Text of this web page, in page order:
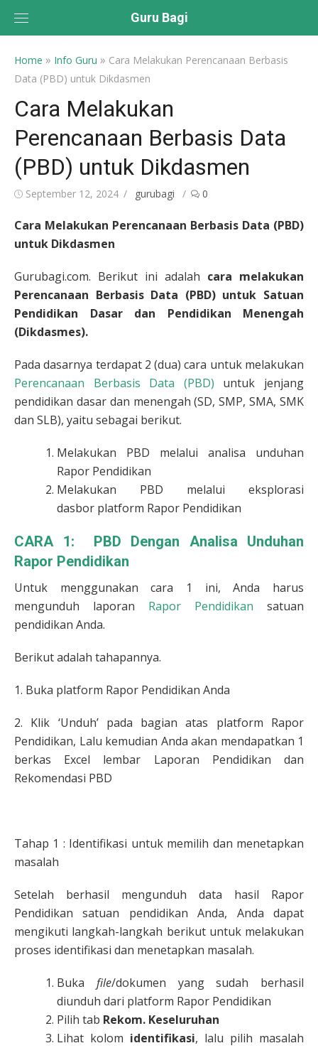
Guru Bagi
Home » Info Guru » Cara Melakukan Perencanaan Berbasis
Data (PBD) untuk Dikdasmen
Cara Melakukan
Perencanaan Berbasis Data
(PBD) untuk Dikdasmen
Posted
September 12, 2024 Author
gurubagi 0
Cara Melakukan Perencanaan Berbasis Data (PBD)
untuk Dikdasmen
Gurubagi.com. Berikut ini adalah cara melakukan
Perencanaan Berbasis Data (PBD) untuk Satuan
Pendidikan Dasar dan Pendidikan Menengah
(Dikdasmes).
Pada dasarnya terdapat 2 (dua) cara untuk melakukan
Perencanaan Berbasis Data (PBD) untuk jenjang
pendidikan dasar dan menengah (SD, SMP, SMA, SMK
dan SLB), yaitu sebagai berikut.
Melakukan PBD melalui analisa unduhan
Rapor Pendidikan
Melakukan PBD melalui eksplorasi
dasbor platform Rapor Pendidikan
CARA 1: PBD Dengan Analisa Unduhan
Rapor Pendidikan
Untuk menggunakan cara 1 ini, Anda harus
mengunduh laporan Rapor Pendidikan satuan
pendidikan Anda.
Berikut adalah tahapannya.
1. Buka platform Rapor Pendidikan Anda
2. Klik ‘Unduh’ pada bagian atas platform Rapor
Pendidikan, Lalu kemudian Anda akan mendapatkan 1
berkas Excel lembar Laporan Pendidikan dan
Rekomendasi PBD
Tahap 1 : Identifikasi untuk memilih dan menetapkan
masalah
Setelah berhasil mengunduh data hasil Rapor
Pendidikan satuan pendidikan Anda, Anda dapat
mengikuti langkah-langkah berikut untuk melakukan
proses identifikasi dan menetapkan masalah.
Buka file/dokumen yang sudah berhasil
diunduh dari platform Rapor Pendidikan
Pilih tab Rekom. Keseluruhan
Lihat kolom identifikasi, lalu pilih masalah